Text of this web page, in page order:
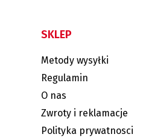
SKLEP
Metody wysyłki
Regulamin
O nas
Zwroty i reklamacje
Polityka prywatnosci